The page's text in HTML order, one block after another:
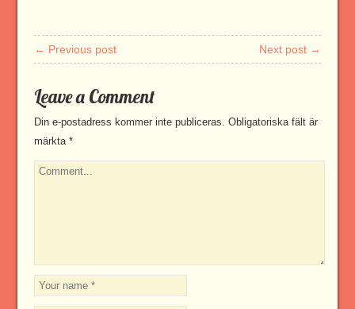
← Previous post Next post →
Leave a Comment
Din e-postadress kommer inte publiceras. Obligatoriska fält är
märkta *